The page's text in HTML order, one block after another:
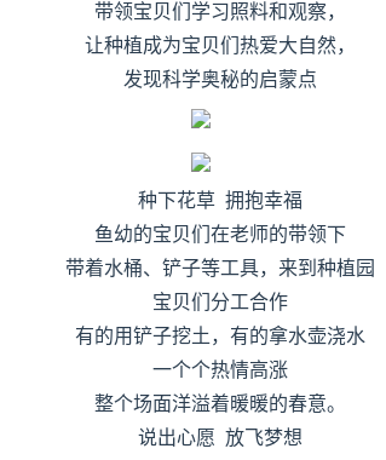
带领宝贝们学习照料和观察，
让种植成为宝贝们热爱大自然，
发现科学奥秘的启蒙点
种下花草 拥抱幸福
鱼幼的宝贝们在老师的带领下
带着水桶、铲子等工具，来到种植园
宝贝们分工合作
有的用铲子挖土，有的拿水壶浇水
一个个热情高涨
整个场面洋溢着暖暖的春意。
说出心愿 放飞梦想